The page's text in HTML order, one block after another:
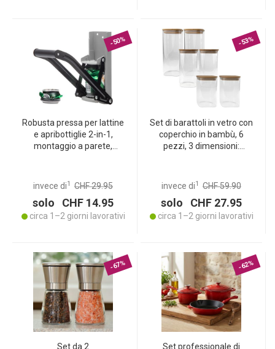
-50%
Robusta pressa per lattine
e apribottiglie 2-in-1,
montaggio a parete,
stabile e antiscivolo
invece di1 CHF 29.95
solo CHF 14.95
circa 1–2 giorni lavorativi
-53%
Set di barattoli in vetro con
coperchio in bambù, 6
pezzi, 3 dimensioni:
aromatica & salvaspazio!
invece di1 CHF 59.90
solo CHF 27.95
circa 1–2 giorni lavorativi
-67%
Set da 2
-62%
Set professionale di